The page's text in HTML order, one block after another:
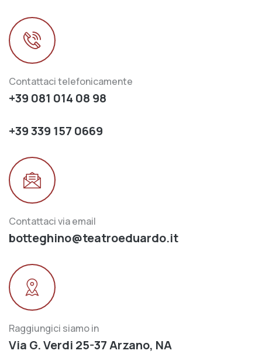
Contattaci telefonicamente
+39 081 014 08 98
+39 339 157 0669
Contattaci via email
botteghino@teatroeduardo.it
Raggiungici siamo in
Via G. Verdi 25-37 Arzano, NA